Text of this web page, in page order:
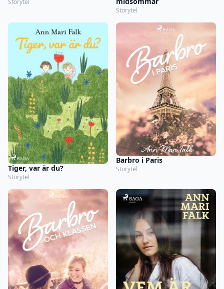
Storytel
Storytel
Tiger, var är du?
Storytel
Barbro i Paris
Storytel